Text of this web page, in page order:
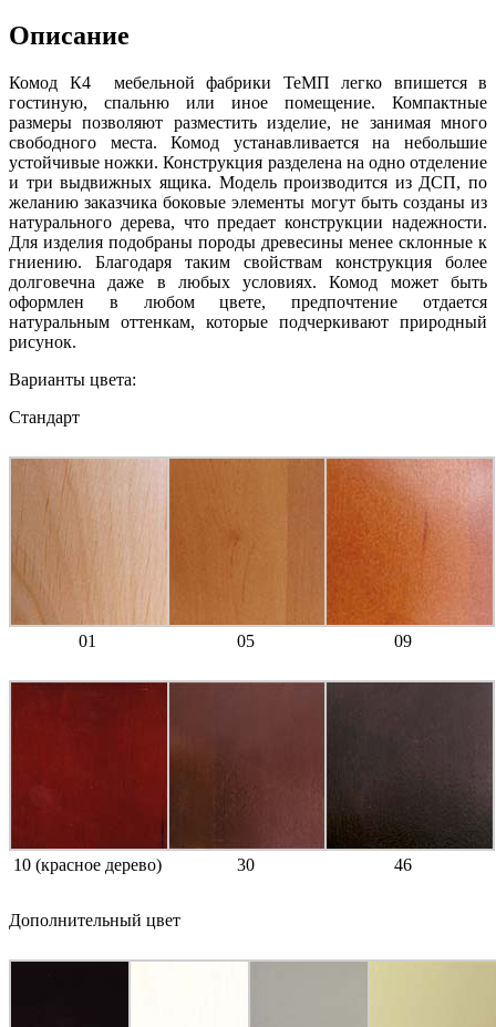
Описание
Комод К4 мебельной фабрики ТеМП легко впишется в
гостиную, спальню или иное помещение. Компактные
размеры позволяют разместить изделие, не занимая много
свободного места. Комод устанавливается на небольшие
устойчивые ножки. Конструкция разделена на одно отделение
и три выдвижных ящика. Модель производится из ДСП, по
желанию заказчика боковые элементы могут быть созданы из
натурального дерева, что предает конструкции надежности.
Для изделия подобраны породы древесины менее склонные к
гниению. Благодаря таким свойствам конструкция более
долговечна даже в любых условиях. Комод может быть
оформлен в любом цвете, предпочтение отдается
натуральным оттенкам, которые подчеркивают природный
рисунок.
Варианты цвета:
Стандарт
01 05 09
10 (красное дерево) 30 46
Дополнительный цвет